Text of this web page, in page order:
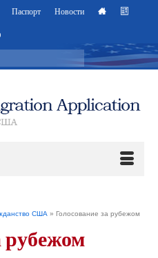
Паспорт Новости
США » Голосование за рубежом
рубежом